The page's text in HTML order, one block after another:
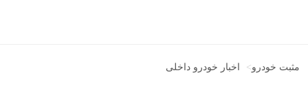
مثبت خودرو> اخبار خودرو داخلی